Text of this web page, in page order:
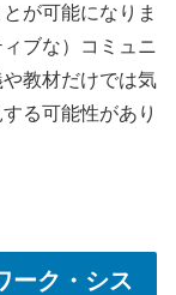
が可能になりま
ブな）コミュニ
教材だけでは気
る可能性があり
ーク・シス